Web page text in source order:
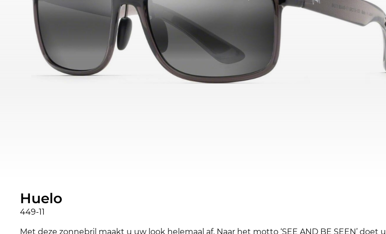
Huelo
449-11
Met deze zonnebril maakt u uw look helemaal af. Naar het motto ‘SEE AND BE SEEN’ doet u